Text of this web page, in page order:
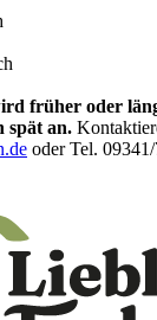
früher oder
spät an.
oder Tel.